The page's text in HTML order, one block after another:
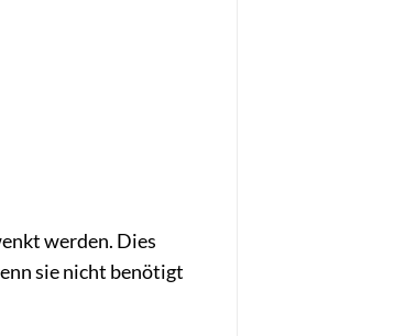
werden. Dies
sie nicht benötigt